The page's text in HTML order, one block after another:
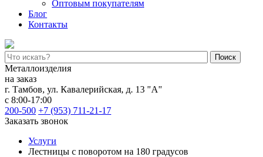
Оптовым покупателям
Блог
Контакты
Поиск
Металлоизделия
на заказ
г. Тамбов, ул. Кавалерийская, д. 13 "А"
с 8:00-17:00
200-500 +7 (953) 711-21-17
Заказать звонок
Услуги
Лестницы с поворотом на 180 градусов